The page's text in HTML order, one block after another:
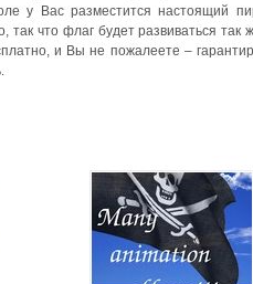
у Вас разместится настоящий
так что флаг будет развиваться
и Вы не пожалеете –